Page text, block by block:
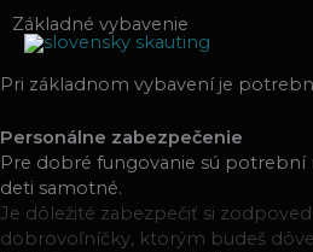
na
Základné vybavenie
Pri základnom vybavení je
Personálne zabezpečenie
Pre dobré fungovanie sú potrební
deti samotné.
Je dôležité zabezpečiť si
dobrovoľníčky, ktorým budeš